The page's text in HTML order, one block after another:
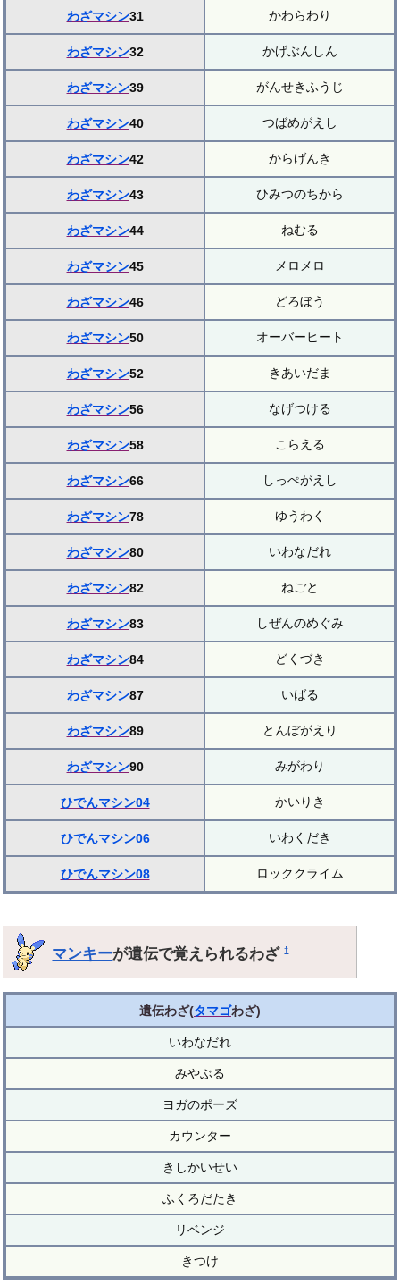
わざマシン31 かわらわり
わざマシン32 かげぶんしん
わざマシン39 がんせきふうじ
わざマシン40 つばめがえし
わざマシン42 からげんき
わざマシン43 ひみつのちから
わざマシン44 ねむる
わざマシン45 メロメロ
わざマシン46 どろぼう
わざマシン50 オーバーヒート
わざマシン52 きあいだま
わざマシン56 なげつける
わざマシン58 こらえる
わざマシン66 しっぺがえし
わざマシン78 ゆうわく
わざマシン80 いわなだれ
わざマシン82 ねごと
わざマシン83 しぜんのめぐみ
わざマシン84 どくづき
わざマシン87 いばる
わざマシン89 とんぼがえり
わざマシン90 みがわり
ひでんマシン04 かいりき
ひでんマシン06 いわくだき
ひでんマシン08 ロッククライム
マンキーが遺伝で覚えられるわざ†
遺伝わざ(タマゴわざ)
いわなだれ
みやぶる
ヨガのポーズ
カウンター
きしかいせい
ふくろだたき
リベンジ
きつけ